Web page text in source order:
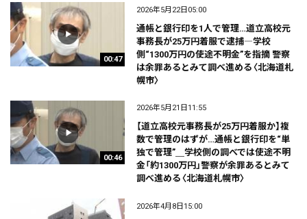
00:47
2026年5月22日05:00
通帳と銀行印を1人で管理…道立高校元
事務長が25万円着服で逮捕―学校
側“1300万円の使途不明金”を指摘 警察
は余罪あるとみて調べ進める〈北海道札
幌市〉
00:46
2026年5月21日11:55
【道立高校元事務長が25万円着服か】複
数で管理のはずが…通帳と銀行印を“単
独で管理”＿学校側の調べでは使途不明
金「約1300万円」警察が余罪あるとみて
調べ進める〈北海道札幌市〉
2026年4月8日15:00